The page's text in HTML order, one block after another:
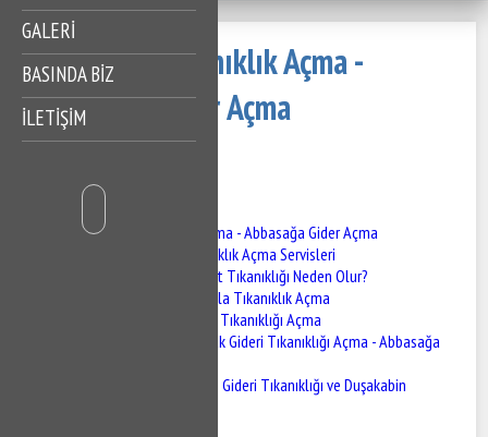
GALERİ
BASINDA BİZ
İLETİŞİM
Abbasağa Tıkanıklık Açma -
Abbasağa Gider Açma
İçindekiler
Abbasağa Tıkanıklık Açma - Abbasağa Gider Açma
Abbasağa Tıkanıklık Açma Servisleri
Abbasağa Klozet Tıkanıklığı Neden Olur?
Abbasağa Robotla Tıkanıklık Açma
Abbasağa Pimaş Tıkanıklığı Açma
Abbasağa Mutfak Gideri Tıkanıklığı Açma - Abbasağa
Abbasağa Banyo Gideri Tıkanıklığı ve Duşakabin